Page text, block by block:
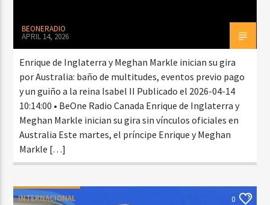
BEONERADIO
APRIL 14, 2026
Enrique de Inglaterra y Meghan Markle inician su gira
por Australia: baño de multitudes, eventos previo pago
y un guiño a la reina Isabel II Publicado el 2026-04-14
10:14:00 • BeOne Radio Canada Enrique de Inglaterra y
Meghan Markle inician su gira sin vínculos oficiales en
Australia Este martes, el príncipe Enrique y Meghan
Markle […]
INTERNACIONAL 0